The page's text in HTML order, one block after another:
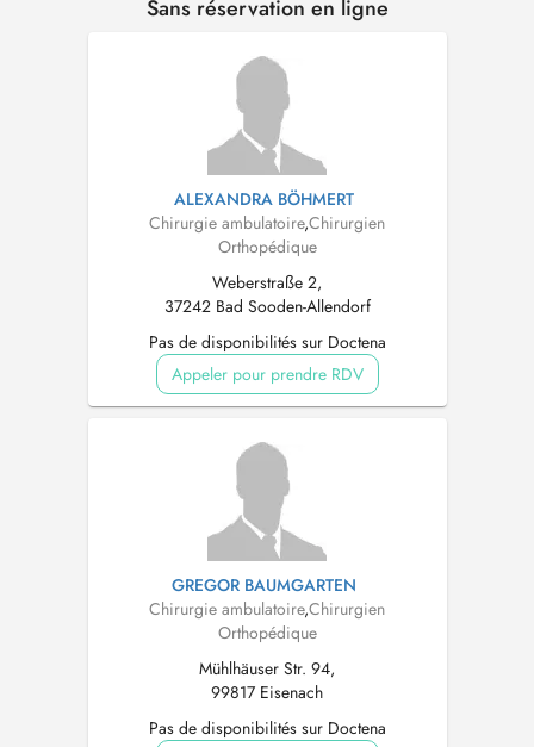
Sans réservation en ligne
ALEXANDRA BÖHMERT
Chirurgie ambulatoire,Chirurgien
Orthopédique
Weberstraße 2,
37242 Bad Sooden-Allendorf
Pas de disponibilités sur Doctena
Appeler pour prendre RDV
GREGOR BAUMGARTEN
Chirurgie ambulatoire,Chirurgien
Orthopédique
Mühlhäuser Str. 94,
99817 Eisenach
Pas de disponibilités sur Doctena